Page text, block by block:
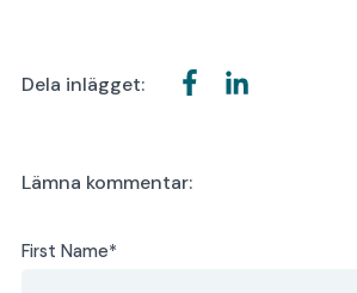
Dela inlägget:
Lämna kommentar:
First Name*